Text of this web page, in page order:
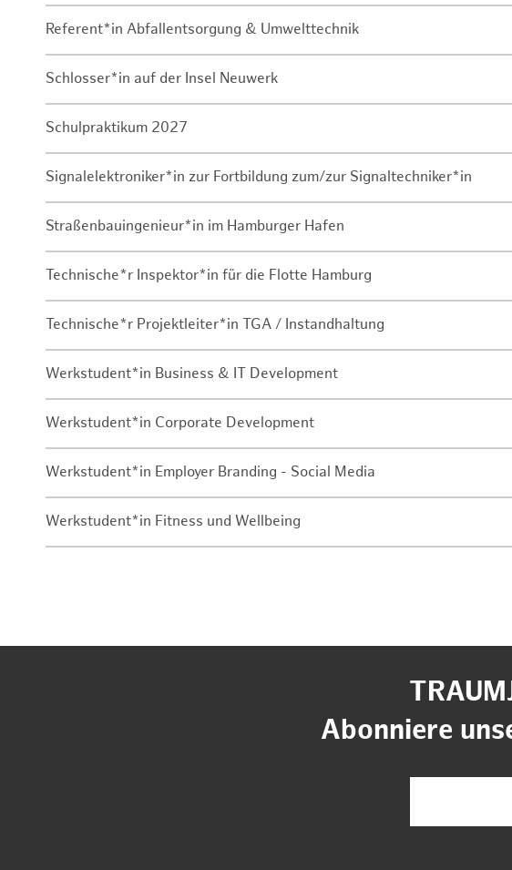
Referent*in Abfallentsorgung & Umwelttechnik
Schlosser*in auf der Insel Neuwerk
Schulpraktikum 2027
Signalelektroniker*in zur Fortbildung zum/zur Signaltechniker*in
Straßenbauingenieur*in im Hamburger Hafen
Technische*r Inspektor*in für die Flotte Hamburg
Technische*r Projektleiter*in TGA / Instandhaltung
Werkstudent*in Business & IT Development
Werkstudent*in Corporate Development
Werkstudent*in Employer Branding - Social Media
Werkstudent*in Fitness und Wellbeing
Abonniere